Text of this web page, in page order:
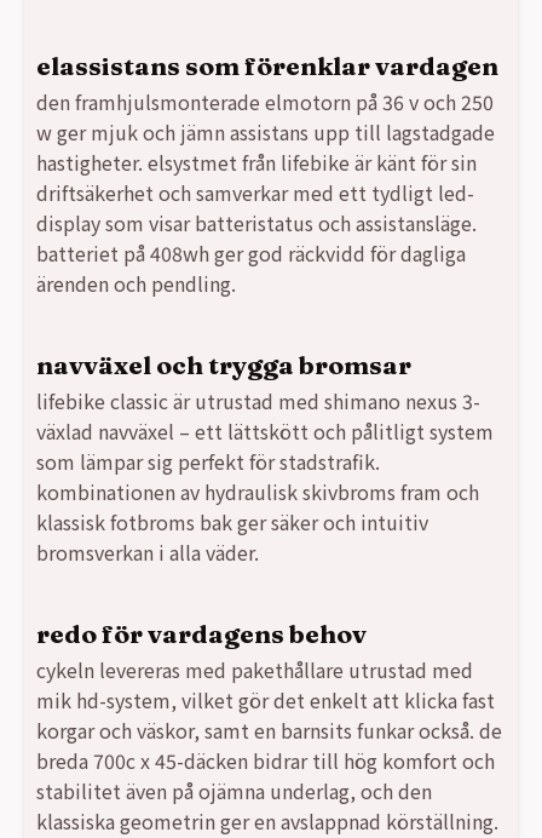
elassistans som förenklar vardagen
den framhjulsmonterade elmotorn på 36 v och 250
w ger mjuk och jämn assistans upp till lagstadgade
hastigheter. elsystmet från lifebike är känt för sin
driftsäkerhet och samverkar med ett tydligt led-
display som visar batteristatus och assistansläge.
batteriet på 408wh ger god räckvidd för dagliga
ärenden och pendling.
navväxel och trygga bromsar
lifebike classic är utrustad med shimano nexus 3-
växlad navväxel – ett lättskött och pålitligt system
som lämpar sig perfekt för stadstrafik.
kombinationen av hydraulisk skivbroms fram och
klassisk fotbroms bak ger säker och intuitiv
bromsverkan i alla väder.
redo för vardagens behov
cykeln levereras med pakethållare utrustad med
mik hd-system, vilket gör det enkelt att klicka fast
korgar och väskor, samt en barnsits funkar också. de
breda 700c x 45-däcken bidrar till hög komfort och
stabilitet även på ojämna underlag, och den
klassiska geometrin ger en avslappnad körställning.